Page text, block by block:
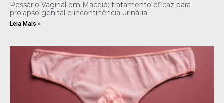
Pessário Vaginal em Maceió: tratamento eficaz para
prolapso genital e incontinência urinária
Leia Mais »